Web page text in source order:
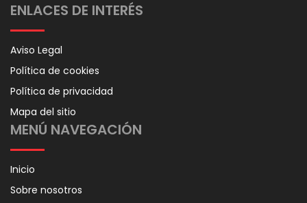
ENLACES DE INTERÉS
Aviso Legal
Política de cookies
Política de privacidad
Mapa del sitio
MENÚ NAVEGACIÓN
Inicio
Sobre nosotros